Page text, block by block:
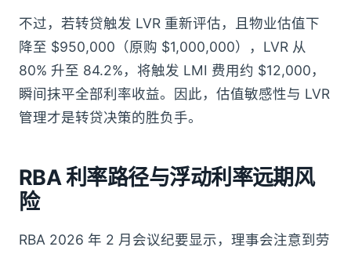
不过，若转贷触发 LVR 重新评估，且物业估值下
降至 $950,000（原购 $1,000,000），LVR 从
80% 升至 84.2%，将触发 LMI 费用约 $12,000，
瞬间抹平全部利率收益。因此，估值敏感性与 LVR
管理才是转贷决策的胜负手。
RBA 利率路径与浮动利率远期风
险
RBA 2026 年 2 月会议纪要显示，理事会注意到劳